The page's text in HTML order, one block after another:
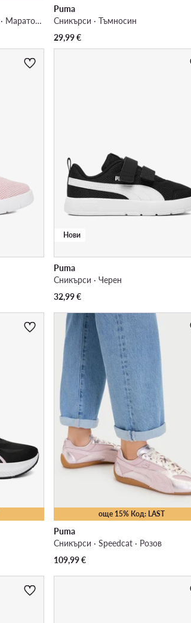
Pounce Lite 2 Trail 313736 01 · Маратонки за бягане
Puma
Сникърси · Тъмносин
29,99€
Нови
Puma
Сникърси · Черен
32,99€
още 15% Код: LAST
Puma
Сникърси · Speedcat · Розов
109,99€